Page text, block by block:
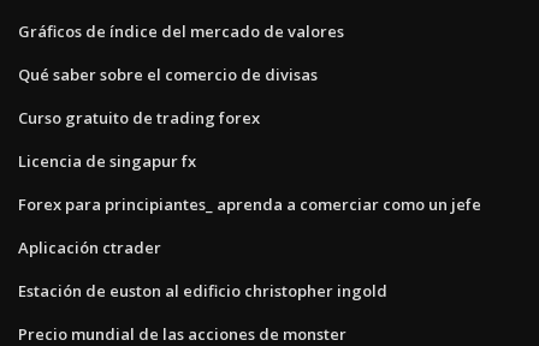
Gráficos de índice del mercado de valores
Qué saber sobre el comercio de divisas
Curso gratuito de trading forex
Licencia de singapur fx
Forex para principiantes_ aprenda a comerciar como un jefe
Aplicación ctrader
Estación de euston al edificio christopher ingold
Precio mundial de las acciones de monster